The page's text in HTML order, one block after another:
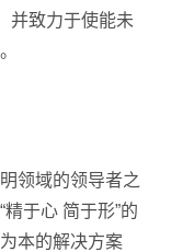
并致力于使能未
领域的领导者之
于心 简于形”的
本的解决方案